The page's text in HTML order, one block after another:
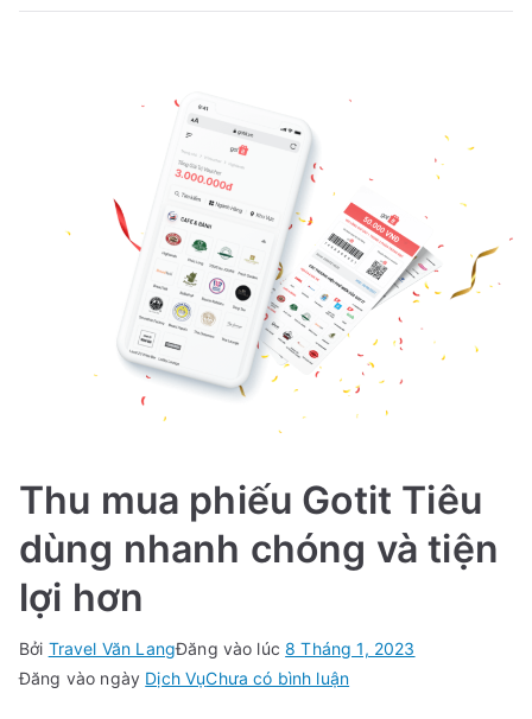
Thu mua phiếu Gotit Tiêu
dùng nhanh chóng và tiện
lợi hơn
Bởi Travel Văn LangĐăng vào lúc8 Tháng 1, 2023
Đăng vào ngày Dịch VụChưa có bình luậntrong